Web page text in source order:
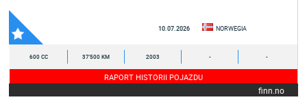
10.07.2026 NORWEGIA
600 CC 37'500 KM 2003 - -
RAPORT HISTORII POJAZDU
finn.no